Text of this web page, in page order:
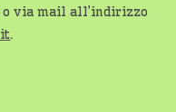
o via mail all’indirizzo
.